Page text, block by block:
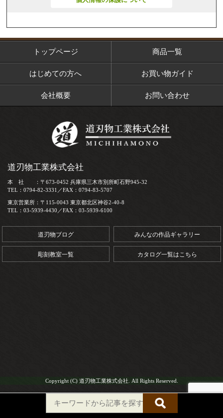
トップページ 商品一覧
はじめての方へ お買い物ガイド
会社概要 お問い合わせ
道刃物工業株式会社
本 社 ：〒673-0452 兵庫県三木市別所町石野945-32
TEL：0794-82-3331／FAX：0794-83-5707
東京営業所：〒115-0043 東京都北区神谷2-40-8
TEL：03-5939-4430／FAX：03-5939-6100
道刃物ブログ みんなの作品ギャラリー
彫刻教室一覧 カタログ一覧はこちら
Copyright (C) 道刃物工業株式会社. All Rights Reserved.